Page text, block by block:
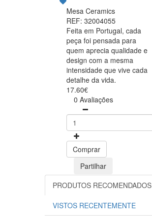
Mesa Ceramics
REF: 32004055
Feita em Portugal, cada
peça foi pensada para
quem aprecia qualidade e
design com a mesma
intensidade que vive cada
detalhe da vida.
17.60€
0 Avaliações
Comprar
Partilhar
PRODUTOS RECOMENDADOS
VISTOS RECENTEMENTE